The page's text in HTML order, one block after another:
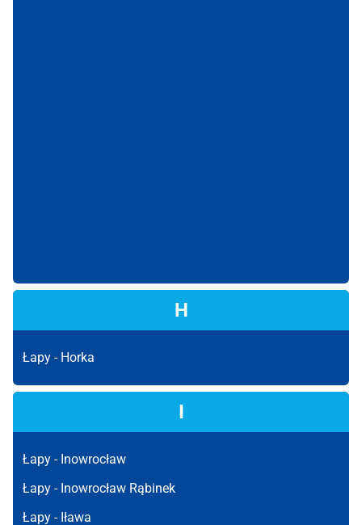
H
Łapy - Horka
I
Łapy - Inowrocław
Łapy - Inowrocław Rąbinek
Łapy - Iława